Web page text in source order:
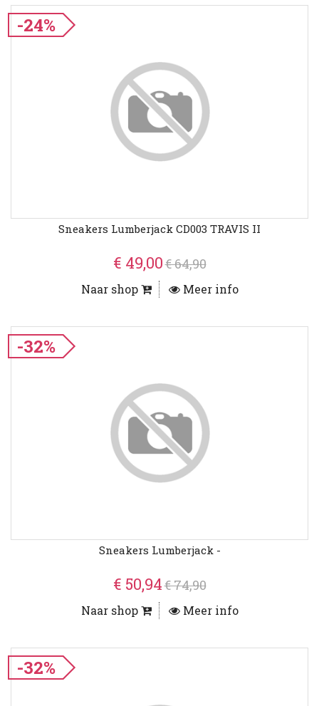
-24%
Sneakers Lumberjack CD003 TRAVIS II
€ 49,00€ 64,90
Naar shop Meer info
-32%
Sneakers Lumberjack -
€ 50,94€ 74,90
Naar shop Meer info
-32%